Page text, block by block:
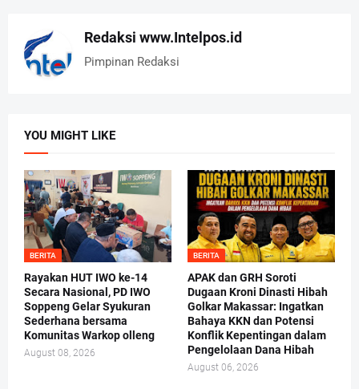
Redaksi www.Intelpos.id
Pimpinan Redaksi
YOU MIGHT LIKE
BERITA
Rayakan HUT IWO ke-14
Secara Nasional, PD IWO
Soppeng Gelar Syukuran
Sederhana bersama
Komunitas Warkop olleng
August 08, 2026
BERITA
APAK dan GRH Soroti
Dugaan Kroni Dinasti Hibah
Golkar Makassar: Ingatkan
Bahaya KKN dan Potensi
Konflik Kepentingan dalam
Pengelolaan Dana Hibah
August 06, 2026